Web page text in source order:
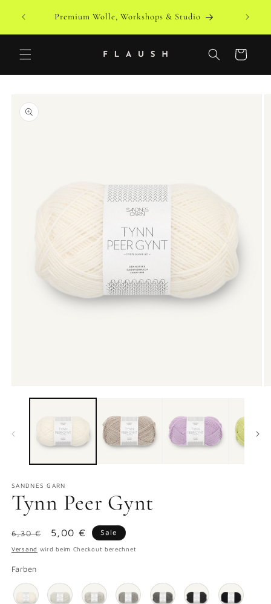
zum
Premium Wolle, Workshops & Studio
Warenkorb
SANDNES GARN
Tynn Peer Gynt
Normaler
Preis
6,30 € Verkaufspreis
5,00 € Sale
Versand wird beim Checkout berechnet
Farben